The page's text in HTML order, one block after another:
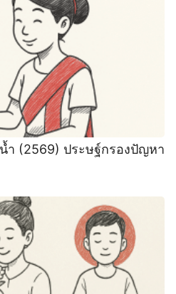
ำ (2569) ประษฐ์กรองปัญหา